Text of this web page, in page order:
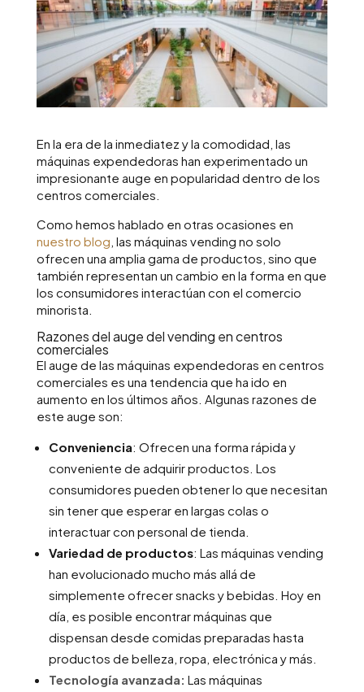
En la era de la inmediatez y la comodidad, las
máquinas expendedoras han experimentado un
impresionante auge en popularidad dentro de los
centros comerciales.
Como hemos hablado en otras ocasiones en
nuestro blog , las máquinas vending no solo
ofrecen una amplia gama de productos, sino que
también representan un cambio en la forma en que
los consumidores interactúan con el comercio
minorista.
Razones del auge del vending en centros
comerciales
El auge de las máquinas expendedoras en centros
comerciales es una tendencia que ha ido en
aumento en los últimos años. Algunas razones de
este auge son:
Conveniencia: Ofrecen una forma rápida y
conveniente de adquirir productos. Los
consumidores pueden obtener lo que necesitan
sin tener que esperar en largas colas o
interactuar con personal de tienda.
Variedad de productos: Las máquinas vending
han evolucionado mucho más allá de
simplemente ofrecer snacks y bebidas. Hoy en
día, es posible encontrar máquinas que
dispensan desde comidas preparadas hasta
productos de belleza, ropa, electrónica y más.
Tecnología avanzada: Las máquinas